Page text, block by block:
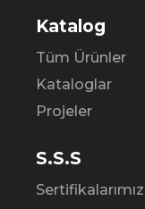
Katalog
Tüm Ürünler
Kataloglar
Projeler
S.S.S
Sertifikalarımız